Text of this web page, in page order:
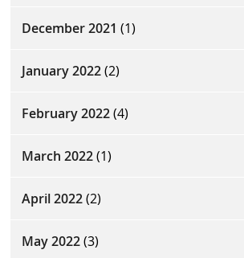
December 2021 (1)
January 2022(2)
February 2022(4)
March 2022(1)
April 2022(2)
May 2022(3)